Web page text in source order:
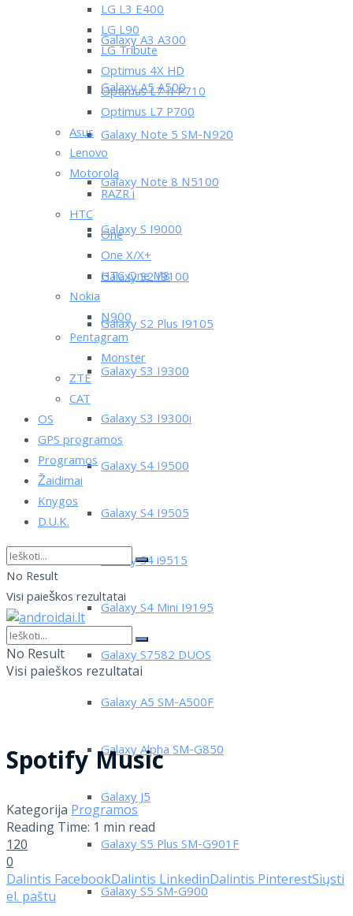
Galaxy A3 A300
Galaxy A5 A500
Galaxy Note 5 SM-N920
Galaxy Note 8 N5100
Galaxy S I9000
Galaxy S2 I9100
Galaxy S2 Plus I9105
Galaxy S3 I9300
Galaxy S3 I9300i
Galaxy S4 I9500
Galaxy S4 I9505
Galaxy S4 i9515
Galaxy S4 Mini I9195
Galaxy S7582 DUOS
Galaxy A5 SM-A500F
Galaxy Alpha SM-G850
Galaxy J5
Galaxy S5 Plus SM-G901F
Galaxy S5 SM-G900
LG L3 E400
LG L90
LG Tribute
Optimus 4X HD
Optimus L7 II P710
Optimus L7 P700
Asus
Lenovo
Motorola
RAZR i
HTC
One
One X/X+
HTC One M8
Nokia
N900
Pentagram
Monster
ZTE
CAT
OS
GPS programos
Programos
Žaidimai
Knygos
D.U.K.
No Result
Visi paieškos rezultatai
No Result
Visi paieškos rezultatai
Spotify Music
Kategorija Programos
Reading Time: 1 min read
120
0
Dalintis FacebookDalintis LinkedinDalintis PinterestSiųsti
el. paštu